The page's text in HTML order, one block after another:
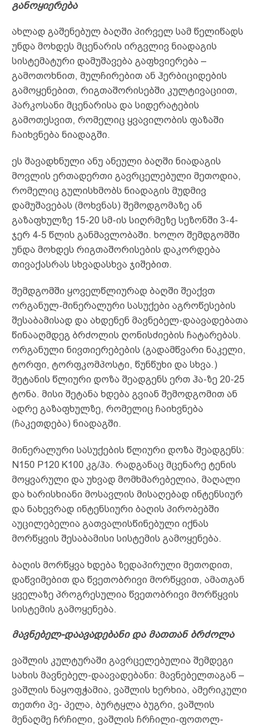
განოყიერება
ახლად გაშენებულ ბაღში პირველ სამ წელიწადს
უნდა მოხდეს მცენარის ირგვლივ ნიადაგის
სისტემატური დამუშავება გაფხვიერება –
გამოთოხნით, მულჩირებით ან ჰერბიციდების
გამოყენებით, რიგთაშორისებში კულტივაციით,
პარკოსანი მცენარისა და სიდერატების
გამოთესვით, რომელიც ყვავილობის ფაზაში
ჩაიხვნება ნიადაგში.
ეს შავადხნული ანუ ანეული ბაღში ნიადაგის
მოვლის ერთადერთი გავრცელებული მეთოდია,
რომელიც გულისხმობს ნიადაგის მუდმივ
დამუშავებას (მოხვნას) შემოდგომაზე ან
გაზაფხულზე 15-20 სმ-ის სიღრმეზე სეზონში 3-4-
ჯერ 4-5 წლის განმავლობაში. ხოლო შემდგომში
უნდა მოხდეს რიგთაშორისების დაკორდება
თივაქასრას სხვადასხვა ჯიშებით.
შემდგომში ყოველწლიურად ბაღში შეაქვთ
ორგანულ-მინერალური სასუქები აგროწესების
შესაბამისად და ახდენენ მავნებელ-დაავადებათა
წინააღმდეგ ბრძოლის ღონისძიების ჩატარებას.
ორგანული ნივთიერებების (გადამწვარი ნაკელი,
ტორფი, ტორფკომპოსტი, წუნწუხი და სხვა.)
შეტანის წლიური დოზა შეადგენს ერთ ჰა-ზე 20-25
ტონა. მისი შეტანა ხდება გვიან შემოდგომით ან
ადრე გაზაფხულზე, რომელიც ჩაიხვნება
(ჩაკეთდება) ნიადაგში.
მინერალური სასუქების წლიური დოზა შეადგენს:
N150 P120 K100 კგ/ჰა. რადგანაც მცენარე ტენის
მოყვარული და უხვად მომხმარებელია, მაღალი
და ხარისხიანი მოსავლის მისაღებად ინტენსიურ
და ნახევრად ინტენსიური ბაღის პირობებში
აუცილებელია გათვალისწინებული იქნას
მორწყვის შესაბამისი სისტემის გამოყენება.
ბაღის მორწყვა ხდება ზედაპირული მეთოდით,
დაწვიმებით და წვეთობრივი მორწყვით, ამათგან
ყველაზე პროგრესულია წვეთობრივი მორწყვის
სისტემის გამოყენება.
მავნებელ-დაავადებანი და მათთან ბრძოლა
ვაშლის კულტურაში გავრცელებულია შემდეგი
სახის მავნებელ-დაავადებანი: მავნებელთაგან –
ვაშლის ნაყოფჭამია, ვაშლის ხერხია, ამერიკული
თეთრი პე- პელა, ბურტყლა ბუგრი, ვაშლის
მენაღმე ჩრჩილი, ვაშლის ჩრჩილი-ფოთოლ-